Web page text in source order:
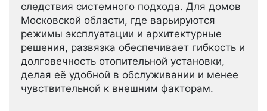
следствия системного подхода. Для домов
Московской области, где варьируются
режимы эксплуатации и архитектурные
решения, развязка обеспечивает гибкость и
долговечность отопительной установки,
делая её удобной в обслуживании и менее
чувствительной к внешним факторам.